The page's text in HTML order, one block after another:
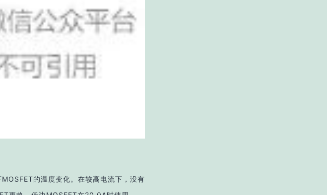
的温度变化。在较高电流下，没有